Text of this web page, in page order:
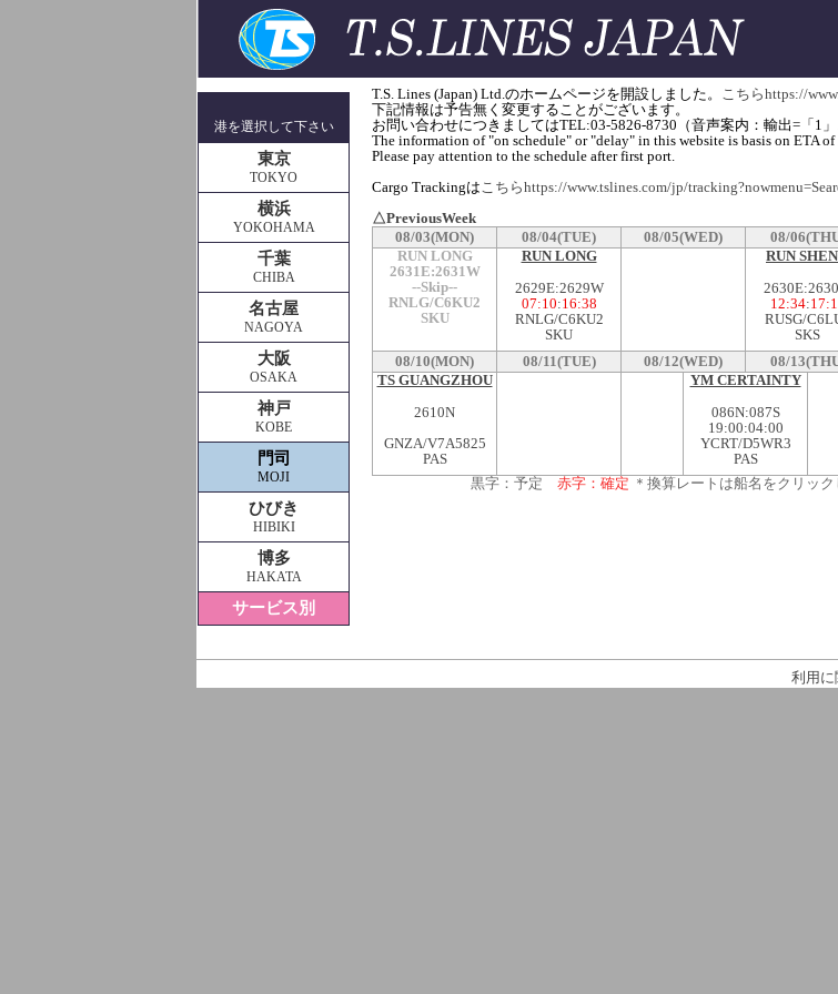
港を選択して下さい
東京
TOKYO
横浜
YOKOHAMA
千葉
CHIBA
名古屋
NAGOYA
大阪
OSAKA
神戸
KOBE
門司
MOJI
ひびき
HIBIKI
博多
HAKATA
サービス別
T.S. Lines (Japan) Ltd.のホームページを開設しました。 こちらhttps://
下記情報は予告無く変更することがございます。
お問い合わせにつきましてはTEL:03-5826-8730（音声案内：輸出=「1
The information of "on schedule" or "delay" in this website is basis on ETA
Please pay attention to the schedule after first port.
Cargo Trackingはこちらhttps://www.tslines.com/jp/
△PreviousWeek
08/03(MON)
08/04(TUE) 08/05(WED) 08/
RUN LONG
2631E:2631W
--Skip--
RNLG/C6KU2
SKU
RUN LONG
2629E:2629W
07:10:16:38
RNLG/C6KU2
SKU
RUN
12:34:
RUSG/
SKS
08/10(MON)
08/11(TUE) 08/12(WED) 08/
TS GUANGZHOU
2610N
GNZA/V7A5825
PAS
YM CERTAINTY
086N:087S
19:00:04:00
YCRT/D5WR3
PAS
黒字：予定赤字：確定 ＊換算レートは船名をクリック
利用に